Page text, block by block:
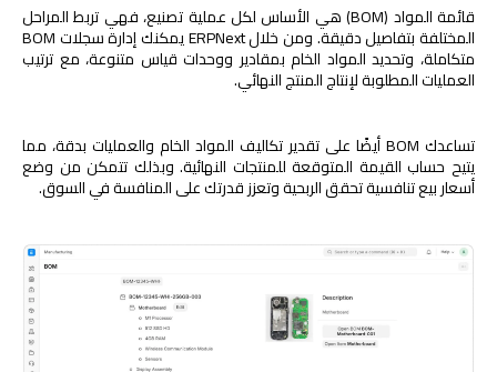
قائمة المواد (BOM) هي الأساس لكل عملية تصنيع، فهي تربط المراحل
المختلفة بتفاصيل دقيقة. ومن خلال ERPNext يمكنك إدارة سجلات BOM
متكاملة، وتحديد المواد الخام بمقادير ووحدات قياس متنوعة، مع ترتيب
العمليات المطلوبة لإنتاج المنتج النهائي.
تساعدك BOM أيضًا على تقدير تكاليف المواد الخام والعمليات بدقة، مما
يتيح حساب القيمة المتوقعة للمنتجات النهائية. وبذلك تتمكن من وضع
أسعار بيع تنافسية تحقق الربحية وتعزز قدرتك على المنافسة في السوق.